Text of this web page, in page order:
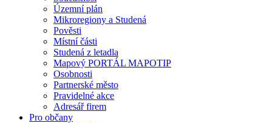
Územní plán
Mikroregiony a Studená
Pověsti
Místní části
Studená z letadla
Mapový PORTÁL MAPOTIP
Osobnosti
Partnerské město
Pravidelné akce
Adresář firem
Pro občany